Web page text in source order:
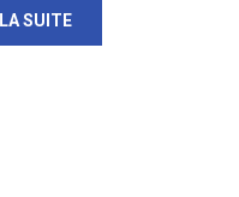
SUITE